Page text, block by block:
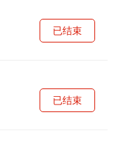
已结束
已结束